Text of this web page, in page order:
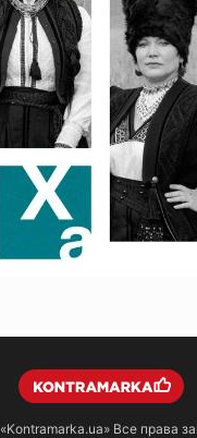
«Kontramarka.ua»Все права